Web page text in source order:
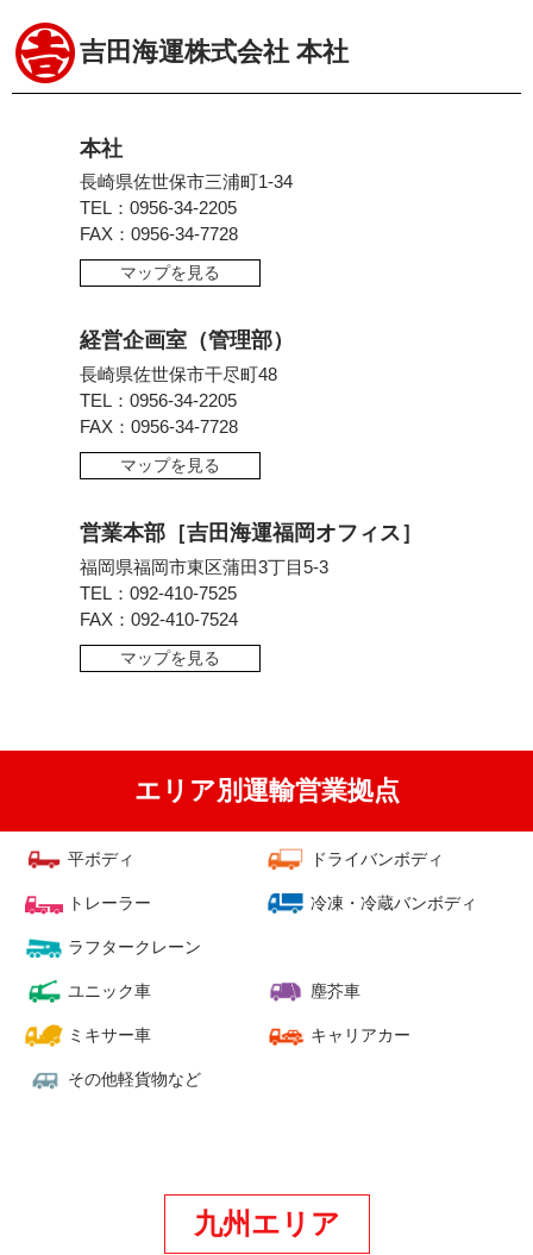
吉田海運株式会社 本社
本社
長崎県佐世保市三浦町1-34
TEL：0956-34-2205
FAX：0956-34-7728
マップを見る
経営企画室（管理部）
長崎県佐世保市干尽町48
TEL：0956-34-2205
FAX：0956-34-7728
マップを見る
営業本部［吉田海運福岡オフィス］
福岡県福岡市東区蒲田3丁目5-3
TEL：092-410-7525
FAX：092-410-7524
マップを見る
エリア別運輸営業拠点
平ボディ ドライバンボディ
トレーラー 冷凍・冷蔵バンボディ
ラフタークレーン
ユニック車 塵芥車
ミキサー車 キャリアカー
その他軽貨物など
九州エリア